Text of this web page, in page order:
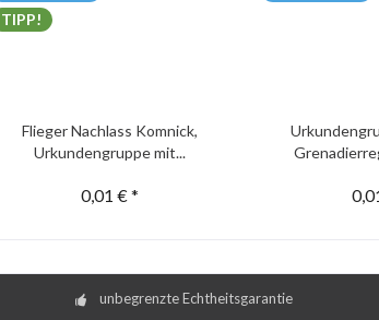
TIPP!
Flieger Nachlass Komnick,
Urkundengruppe mit...
0,01 € *
unbegrenzte Echtheitsgarantie